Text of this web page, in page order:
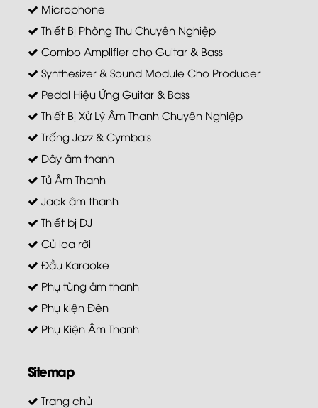
Microphone
Thiết Bị Phòng Thu Chuyên Nghiệp
Combo Amplifier cho Guitar & Bass
Synthesizer & Sound Module Cho Producer
Pedal Hiệu Ứng Guitar & Bass
Thiết Bị Xử Lý Âm Thanh Chuyên Nghiệp
Trống Jazz & Cymbals
Dây âm thanh
Tủ Âm Thanh
Jack âm thanh
Thiết bị DJ
Củ loa rời
Đầu Karaoke
Phụ tùng âm thanh
Phụ kiện Đèn
Phụ Kiện Âm Thanh
Sitemap
Trang chủ